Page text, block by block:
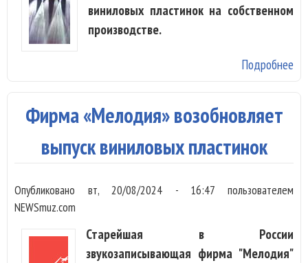
виниловых пластинок на собственном
производстве.
Подробнее
Фирма «Мелодия» возобновляет
выпуск виниловых пластинок
Опубликовано вт, 20/08/2024 - 16:47 пользователем
NEWSmuz.com
Старейшая в России
звукозаписывающая фирма "Мелодия"